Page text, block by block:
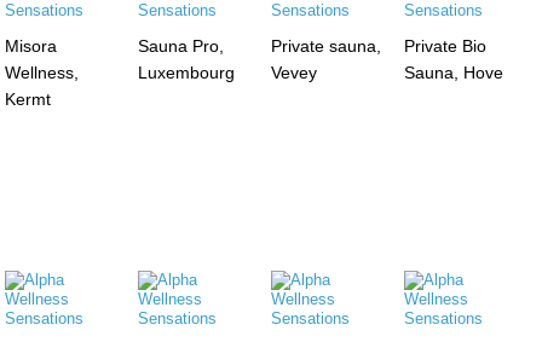
Misora
Wellness,
Kermt
Sauna Pro,
Luxembourg
Private sauna,
Vevey
Private Bio
Sauna, Hove